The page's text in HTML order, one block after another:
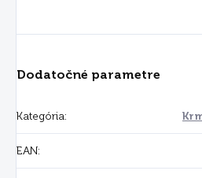
Dodatočné parametre
Kategória:
EAN: